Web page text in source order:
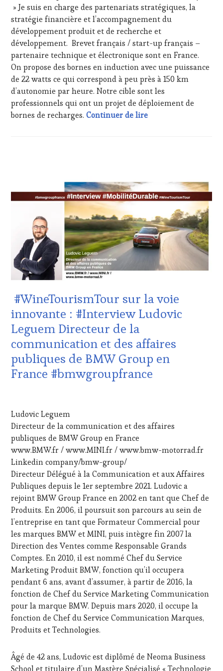
MOVIE
WINETASTINGVOUCHER.COM
DÉGUSTATIONS,
WINE
TASTING,
MÉDIAS,
PRESSE
ÉCRITE,
RADIO,
TV,
WEB,
OENOTOURISME
SALONS
INTERNATIONAUX,
TOURISM
FAME,
TOURISM
WINE
TOURISM
TOUR
MOVIE,
WINETASTINGVOUCHER.COM
» Je suis en charge des partenariats stratégiques, la
stratégie financière et l’accompagnement du
développement produit et de recherche et
développement. Brevet français / start-up français –
partenaire technique et électronique sont en France.
On propose des bornes en induction avec une puissance
de 22 watts ce qui correspond à peu près à 150 km
d’autonomie par heure. Notre cible sont les
professionnels qui ont un projet de déploiement de
bornes de recharges.Continuer de lire#WineTourismTour
TASTING
DOMAINE
VITICOLE,
ADHÉRENT,
VIN
TOURISME,
EDITION
LES
DU
VIN
ET
DE
HAUTE
GASTRONOMIE
FRANÇAISE,
INVITATIONS
WINE
TASTING,
MÉDIAS,
PRESSE
ÉCRITE,
RADIO,
WEB,
OENOTOURISME,
SALONS
INTERNATIONAUX,
TASTING
MOVIE
WINE
TASTING
VOUCHER,
WINE
TOURISM
FAME
WINE
TOURISM
TOUR,
WINE
MOVIE,
WINETASTINGVOUCHER.COM
#WineTourismTour sur la voie
innovante : #Interview Ludovic
Leguem Directeur de la
communication et des affaires
publiques de BMW Group en
France #bmwgroupfrance
2024
Ludovic Leguem
Directeur de la communication et des affaires
publiques de BMW Group en France
www.BMW.fr / www.MINI.fr / www.bmw-motorrad.fr
Linkedin company/bmw-group/
Directeur Délégué à la Communication et aux Affaires
Publiques depuis le 1er septembre 2021. Ludovic a
rejoint BMW Group France en 2002 en tant que Chef de
Produits. En 2006, il poursuit son parcours au sein de
l’entreprise en tant que Formateur Commercial pour
les marques BMW et MINI, puis intègre fin 2007 la
Direction des Ventes comme Responsable Grands
Comptes. En 2010, il est nommé Chef du Service
Marketing Produit BMW, fonction qu’il occupera
pendant 6 ans, avant d’assumer, à partir de 2016, la
fonction de Chef du Service Marketing Communication
pour la marque BMW. Depuis mars 2020, il occupe la
fonction de Chef du Service Communication Marques,
Produits et Technologies.
Âgé de 42 ans, Ludovic est diplômé de Neoma Business
School et titulaire d’un Mastère Spécialisé « Technologie